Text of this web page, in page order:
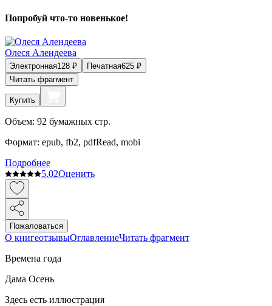
Попробуй что-то новенькое!
Олеся Алендеева
Электронная128 ₽ Печатная625 ₽
Читать фрагмент
Купить
Объем: 92 бумажных стр.
Формат: epub, fb2, pdfRead, mobi
Подробнее
5.02Оценить
Пожаловаться
О книгеотзывыОглавлениеЧитать фрагмент
Времена года
Дама Осень
Здесь есть иллюстрация